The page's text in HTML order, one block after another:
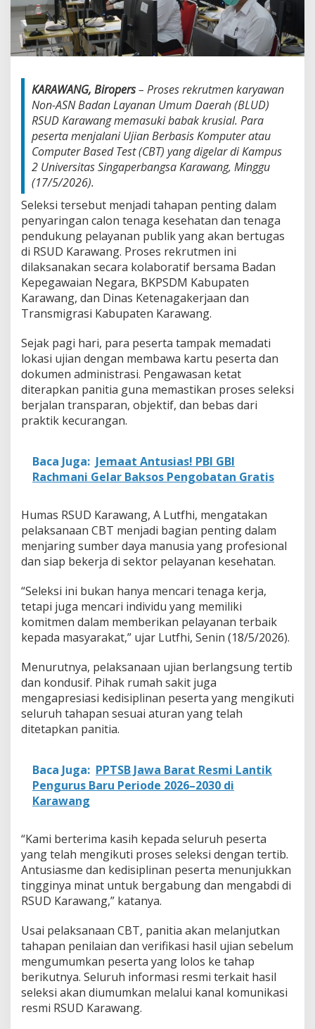
u
t
K
u
r
N
o
n
-
S
N
U
D
K
a
r
a
w
a
n
S
e
l
e
s
i
T
D
e
l
a
r
K
t
a
t
d
i
n
s
i
k
a
KARAWANG, Biropers– Proses rekrutmen karyawan
Non-ASN Badan Layanan Umum Daerah (BLUD)
RSUD Karawang memasuki babak krusial. Para
peserta menjalani Ujian Berbasis Komputer atau
Computer Based Test (CBT) yang digelar di Kampus
2 Universitas Singaperbangsa Karawang, Minggu
(17/5/2026).
Seleksi tersebut menjadi tahapan penting dalam
penyaringan calon tenaga kesehatan dan tenaga
pendukung pelayanan publik yang akan bertugas
di RSUD Karawang. Proses rekrutmen ini
dilaksanakan secara kolaboratif bersama Badan
Kepegawaian Negara, BKPSDM Kabupaten
Karawang, dan Dinas Ketenagakerjaan dan
Transmigrasi Kabupaten Karawang.
Sejak pagi hari, para peserta tampak memadati
lokasi ujian dengan membawa kartu peserta dan
dokumen administrasi. Pengawasan ketat
diterapkan panitia guna memastikan proses seleksi
berjalan transparan, objektif, dan bebas dari
praktik kecurangan.
Baca Juga: Jemaat Antusias! PBI GBI
Rachmani Gelar Baksos Pengobatan Gratis
Humas RSUD Karawang, A Lutfhi, mengatakan
pelaksanaan CBT menjadi bagian penting dalam
menjaring sumber daya manusia yang profesional
dan siap bekerja di sektor pelayanan kesehatan.
“Seleksi ini bukan hanya mencari tenaga kerja,
tetapi juga mencari individu yang memiliki
komitmen dalam memberikan pelayanan terbaik
kepada masyarakat,” ujar Lutfhi, Senin (18/5/2026).
Menurutnya, pelaksanaan ujian berlangsung tertib
dan kondusif. Pihak rumah sakit juga
mengapresiasi kedisiplinan peserta yang mengikuti
seluruh tahapan sesuai aturan yang telah
ditetapkan panitia.
Baca Juga: PPTSB Jawa Barat Resmi Lantik
Pengurus Baru Periode 2026–2030 di
Karawang
“Kami berterima kasih kepada seluruh peserta
yang telah mengikuti proses seleksi dengan tertib.
Antusiasme dan kedisiplinan peserta menunjukkan
tingginya minat untuk bergabung dan mengabdi di
RSUD Karawang,” katanya.
Usai pelaksanaan CBT, panitia akan melanjutkan
tahapan penilaian dan verifikasi hasil ujian sebelum
mengumumkan peserta yang lolos ke tahap
berikutnya. Seluruh informasi resmi terkait hasil
seleksi akan diumumkan melalui kanal komunikasi
resmi RSUD Karawang.